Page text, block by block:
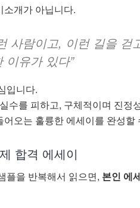
소개가 아닙니다.
사람이고, 이런 길을
이유가 있다”
입니다.
수를 피하고, 구체적이며 진정
오는 훌륭한 에세이를 완성할
합격 에세이
플을 반복해서 읽으면, 본인 에